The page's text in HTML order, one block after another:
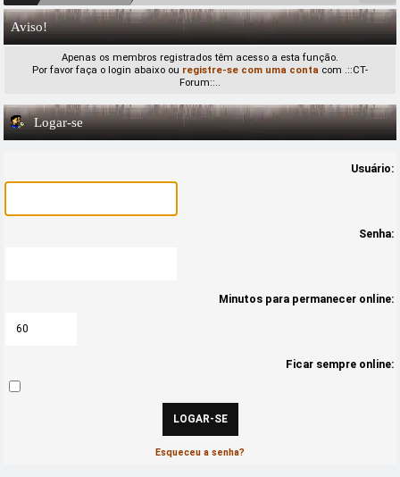
Aviso!
Apenas os membros registrados têm acesso a esta função.
Por favor faça o login abaixo ou registre-se com uma conta com .::CT-
Forum::..
Logar-se
Usuário:
Senha:
Minutos para permanecer online:
Ficar sempre online:
Esqueceu a senha?